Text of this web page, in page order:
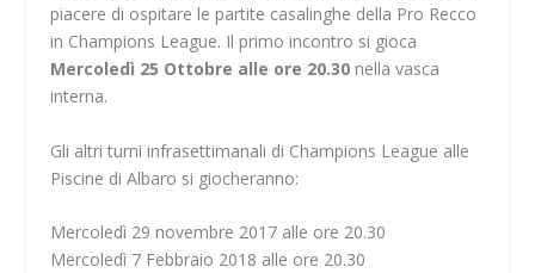
piacere di ospitare le partite casalinghe della Pro Recco
in Champions League. Il primo incontro si gioca
Mercoledì 25 Ottobre alle ore 20.30 nella vasca
interna.
Gli altri turni infrasettimanali di Champions League alle
Piscine di Albaro si giocheranno:
Mercoledì 29 novembre 2017 alle ore 20.30
Mercoledì 7 Febbraio 2018 alle ore 20.30